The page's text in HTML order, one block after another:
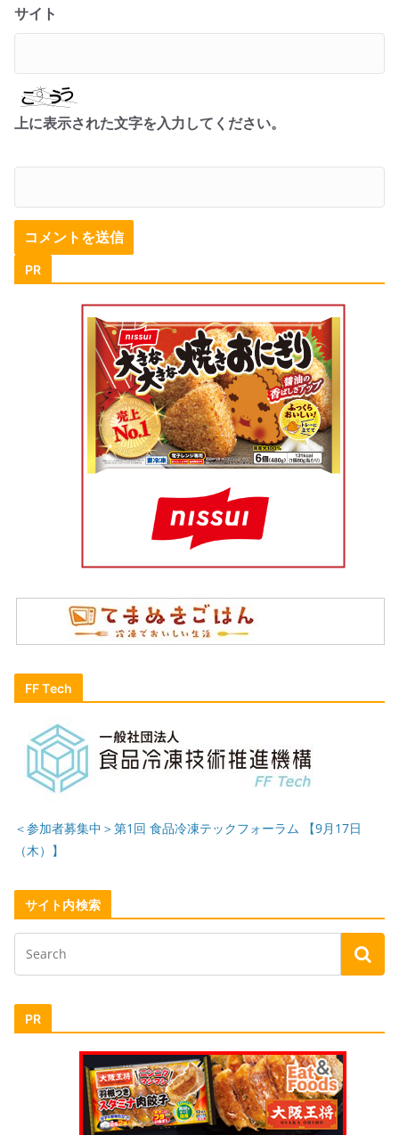
サイト
上に表示された文字を入力してください。
PR
FF Tech
＜参加者募集中＞第1回 食品冷凍テックフォーラム 【9月17日
（木）】
サイト内検索
PR